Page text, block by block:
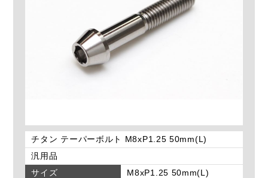
チタン テーパーボルト M8xP1.25 50mm(L)
汎用品
サイズ
M8xP1.25 50mm(L)